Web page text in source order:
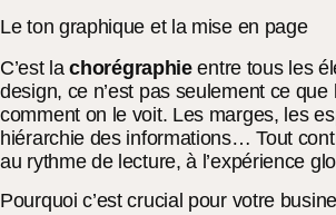
Le ton graphique et la mise en page
C’est lachorégraphieentre tous les
design, ce n’est pas seulement ce que
comment on le voit. Les marges, les
hiérarchie des informations… Tout
au rythme de lecture, à l’expérience
Pourquoi c’est crucial pour votre